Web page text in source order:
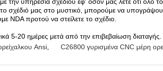
σχέδιό μας στο μυστικό, μπορούμε να
NDA προτού να στείλετε το σχέδιο.
5-20 ημέρες μετά από την επιβεβαίωση διαταγής.
Ansi C26800 γυρισμένα CNC μέρη